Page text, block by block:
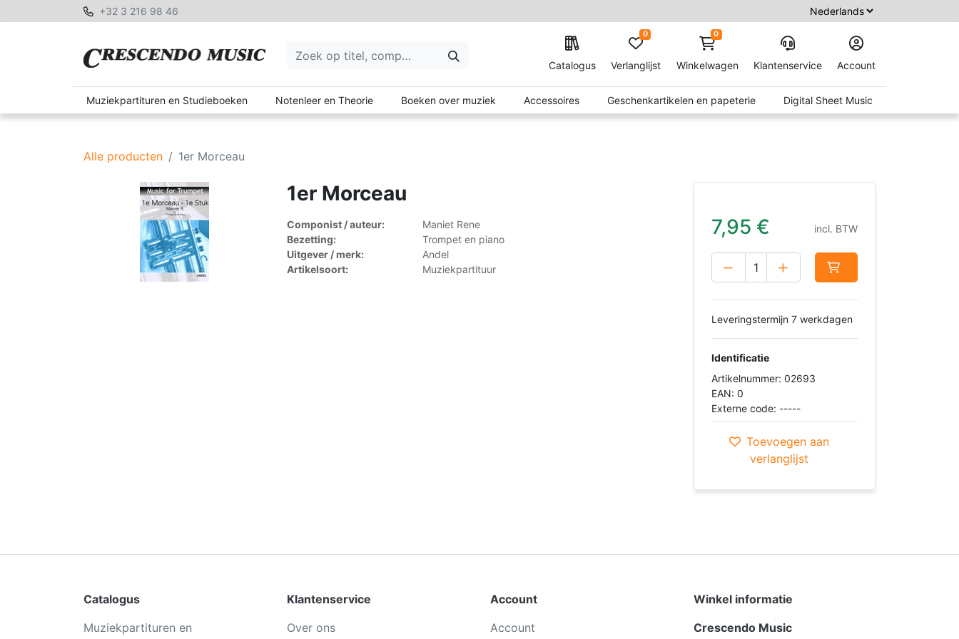
+32 3 216 98 46
Catalogus Verlanglijst
0 0
Winkelwagen Klantenservice Account
Muziekpartituren en Studieboeken Notenleer en Theorie Boeken over muziek Accessoires Geschenkartikelen en papeterie Digital Sheet Music
Alle producten 1er Morceau
1er Morceau
Componist / auteur:
Maniet Rene
Bezetting:
Trompet en piano
Uitgever / merk:
Andel
Artikelsoort:
Muziekpartituur
7,95 € incl. BTW
Leveringstermijn 7 werkdagen
Identificatie
Artikelnummer: 02693
EAN: 0
Externe code: -----
Toevoegen aan
verlanglijst
Catalogus
Muziekpartituren en
Klantenservice
Over ons
Account
Account
Winkel informatie
Crescendo Music